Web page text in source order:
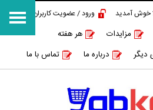
خوش آمدید ورود / عضویت کاربران
مزایدات
هر هفته
دیگر
درباره ما تماس با ما